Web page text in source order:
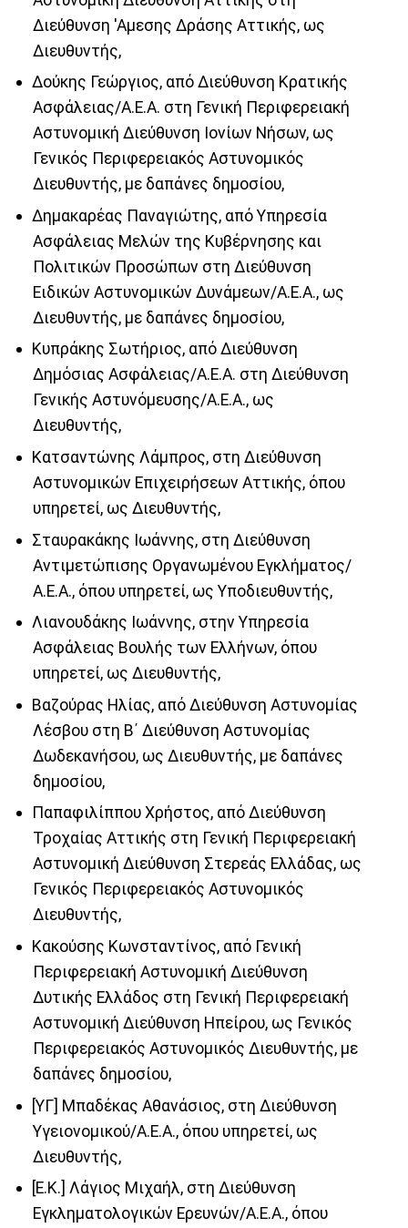
Διεύθυνση 'Αμεσης Δράσης Αττικής, ως
Διευθυντής,
Δούκης Γεώργιος, από Διεύθυνση Κρατικής
Ασφάλειας/Α.Ε.Α. στη Γενική Περιφερειακή
Αστυνομική Διεύθυνση Ιονίων Νήσων, ως
Γενικός Περιφερειακός Αστυνομικός
Διευθυντής, με δαπάνες δημοσίου,
Δημακαρέας Παναγιώτης, από Υπηρεσία
Ασφάλειας Μελών της Κυβέρνησης και
Πολιτικών Προσώπων στη Διεύθυνση
Ειδικών Αστυνομικών Δυνάμεων/Α.Ε.Α., ως
Διευθυντής, με δαπάνες δημοσίου,
Κυπράκης Σωτήριος, από Διεύθυνση
Δημόσιας Ασφάλειας/Α.Ε.Α. στη Διεύθυνση
Γενικής Αστυνόμευσης/Α.Ε.Α., ως
Διευθυντής,
Κατσαντώνης Λάμπρος, στη Διεύθυνση
Αστυνομικών Επιχειρήσεων Αττικής, όπου
υπηρετεί, ως Διευθυντής,
Σταυρακάκης Ιωάννης, στη Διεύθυνση
Αντιμετώπισης Οργανωμένου Εγκλήματος/
Α.Ε.Α., όπου υπηρετεί, ως Υποδιευθυντής,
Λιανουδάκης Ιωάννης, στην Υπηρεσία
Ασφάλειας Βουλής των Ελλήνων, όπου
υπηρετεί, ως Διευθυντής,
Βαζούρας Ηλίας, από Διεύθυνση Αστυνομίας
Λέσβου στη Β΄ Διεύθυνση Αστυνομίας
Δωδεκανήσου, ως Διευθυντής, με δαπάνες
δημοσίου,
Παπαφιλίππου Χρήστος, από Διεύθυνση
Τροχαίας Αττικής στη Γενική Περιφερειακή
Αστυνομική Διεύθυνση Στερεάς Ελλάδας, ως
Γενικός Περιφερειακός Αστυνομικός
Διευθυντής,
Κακούσης Κωνσταντίνος, από Γενική
Περιφερειακή Αστυνομική Διεύθυνση
Δυτικής Ελλάδος στη Γενική Περιφερειακή
Αστυνομική Διεύθυνση Ηπείρου, ως Γενικός
Περιφερειακός Αστυνομικός Διευθυντής, με
δαπάνες δημοσίου,
[ΥΓ] Μπαδέκας Αθανάσιος, στη Διεύθυνση
Υγειονομικού/Α.Ε.Α., όπου υπηρετεί, ως
Διευθυντής,
[Ε.Κ.] Λάγιος Μιχαήλ, στη Διεύθυνση
Εγκληματολογικών Ερευνών/Α.Ε.Α., όπου